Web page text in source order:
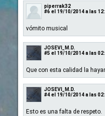
piperrak32
#6 el 19/10/2014 a las
vómito musical
JOSEVI_M.D.
#5 el 19/10/2014 a las
Que con esta calidad la
JOSEVI_M.D.
#4 el 19/10/2014 a las
Esto es una falta de respeto.